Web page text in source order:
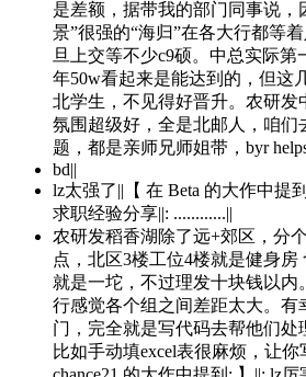
是差额，据带我的部门同事说，
景”很强的“海归”在各大行都等
旦上交等不少c9硕。中总实际第
年50w看起来是能达到的，但这
北学生，不见得好晋升。农研发
氛围超级好，全是北邮人，咱们
题，都是亲师兄师姐带，byr
bd||
lz太强了||【 在 Beta 的大作中提
求职经验分享||: ............||
农研发稻香湖除了远+郊区，分
点，北区3楼工位4楼就是健身
就是一坨，不过理发十块钱以内
行感觉各个组之间差距太大。有
门，完全就是写代码去帮他们处
比如手动填excel表很麻烦，让